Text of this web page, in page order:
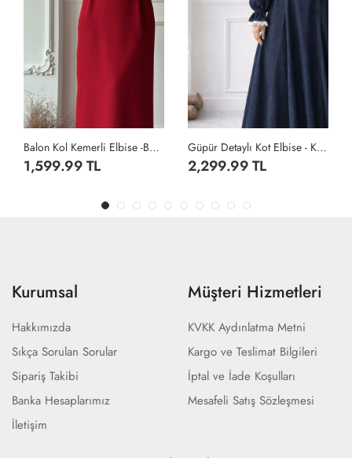
Güpür Detaylı Kot Elbise - Koyu Lacivert
2,299.99 TL
Balon Kol Kemerli Elbise -Taş
1,599.99 TL
Kurumsal
Hakkımızda
Sıkça Sorulan Sorular
Sipariş Takibi
Banka Hesaplarımız
İletişim
Müşteri Hizmetleri
KVKK Aydınlatma Metni
Kargo ve Teslimat Bilgileri
İptal ve İade Koşulları
Mesafeli Satış Sözleşmesi